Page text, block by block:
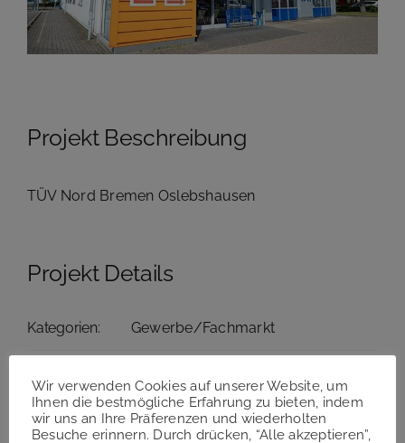
Projekt Beschreibung
TÜV Nord Bremen Oslebshausen
Projekt Details
Kategorien: Gewerbe/Fachmarkt
Wir verwenden Cookies auf unserer Website, um
Ihnen die bestmögliche Erfahrung zu bieten, indem
wir uns an Ihre Präferenzen und wiederholten
Besuche erinnern. Durch drücken, “Alle akzeptieren”,